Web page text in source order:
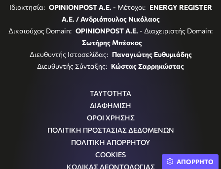
Ιδιοκτησία: OPINIONPOST A.E. - Μέτοχοι: ENERGY REGISTER
Α.Ε. / Ανδριόπουλος Νικόλαος
Δικαιούχος Domain: OPINIONPOST A.E. - Διαχειριστής Domain:
Σωτήρης Μπέσκος
Διευθυντής Ιστοσελίδας: Παναγιώτης Ευθυμιάδης
Διευθυντής Σύνταξης: Κώστας Σαρρηκώστας
ΤΑΥΤΟΤΗΤΑ
ΔΙΑΦΗΜΙΣΗ
ΟΡΟΙ ΧΡΗΣΗΣ
ΠΟΛΙΤΙΚΗ ΠΡΟΣΤΑΣΙΑΣ ΔΕΔΟΜΕΝΩΝ
ΠΟΛΙΤΙΚΗ ΑΠΟΡΡΗΤΟΥ
COOKIES
ΚΩΔΙΚΑΣ ΔΕΟΝΤΟΛΟΓΙΑΣ
ΑΠΟΡΡΗΤΟ